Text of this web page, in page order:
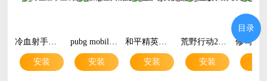
冷血射手重制版破解版全人物无限钻石v{package_version_name} 安卓版
安装
pubg mobile官方正版v4.5.0 安卓版
安装
和平精英手游官方正版v1.37.10 安卓版
安装
荒野行动2026最新版v1.340.650117 安卓版
安装
目录